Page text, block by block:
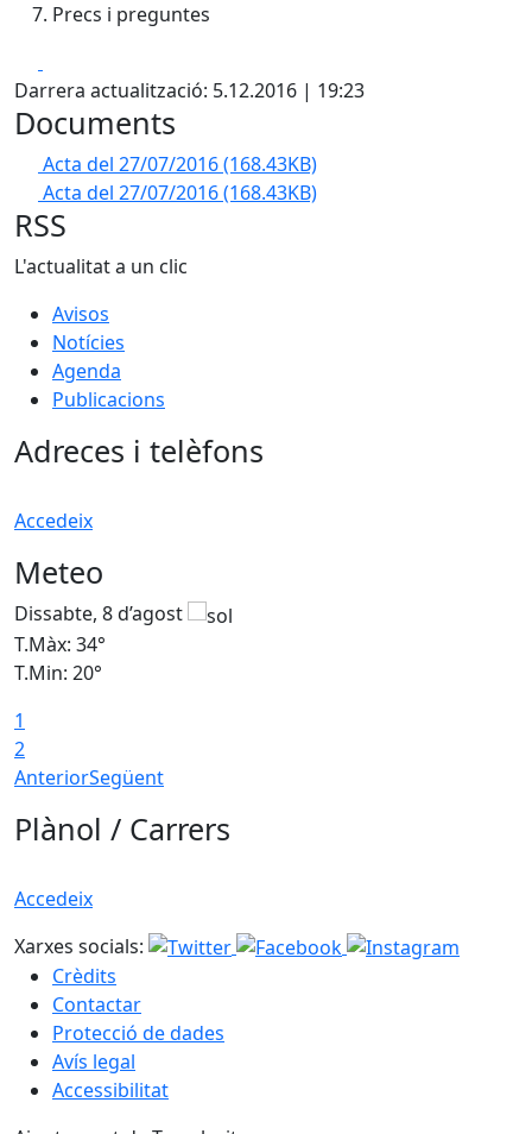
Precs i preguntes
Darrera actualització: 5.12.2016 | 19:23
Documents
Acta del 27/07/2016(168.43KB)
Acta del 27/07/2016(168.43KB)
RSS
L'actualitat a un clic
Avisos
Notícies
Agenda
Publicacions
Adreces i telèfons
Accedeix
Meteo
Dissabte, 8 d’agost
T.Màx: 34°
T.Min: 20°
1
2
AnteriorSegüent
Plànol / Carrers
Accedeix
Xarxes socials:
Crèdits
Contactar
Protecció de dades
Avís legal
Accessibilitat